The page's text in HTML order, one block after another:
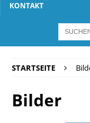
KONTAKT
STARTSEITE
Bilder